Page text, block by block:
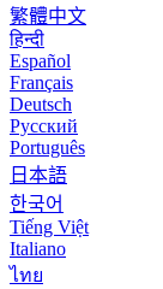
繁體中文
हिन्दी
Español
Français
Deutsch
Русский
Português
日本語
한국어
Tiếng Việt
Italiano
ไทย